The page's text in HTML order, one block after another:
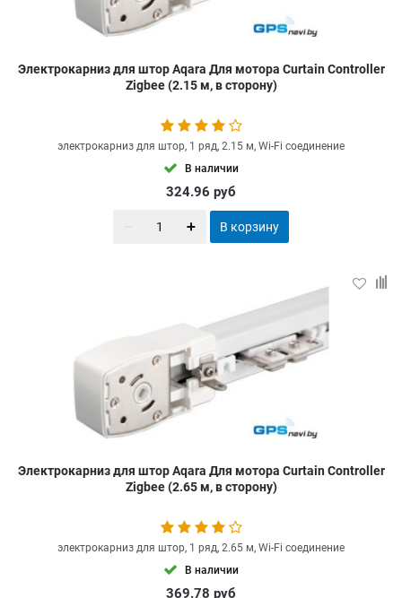
Электрокарниз для штор Aqara Для мотора Curtain Controller
Zigbee (2.15 м, в сторону)
электрокарниз для штор, 1 ряд, 2.15 м, Wi-Fi соединение
В наличии
324.96 руб
В корзину
Электрокарниз для штор Aqara Для мотора Curtain Controller
Zigbee (2.65 м, в сторону)
электрокарниз для штор, 1 ряд, 2.65 м, Wi-Fi соединение
В наличии
369.78 руб